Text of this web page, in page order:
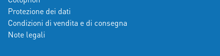
Protezione dei dati
Condizioni di vendita e di consegna
Note legali